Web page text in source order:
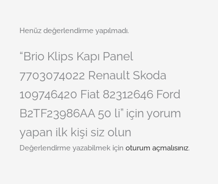
Henüz değerlendirme yapılmadı.
“Brio Klips Kapı Panel
7703074022 Renault Skoda
109746420 Fiat 82312646 Ford
B2TF23986AA 50 li” için yorum
yapan ilk kişi siz olun
Değerlendirme yazabilmek için oturum açmalısınız.